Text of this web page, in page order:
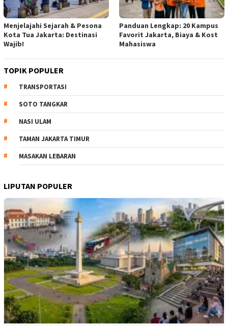
Menjelajahi Sejarah & Pesona
Kota Tua Jakarta: Destinasi
Wajib!
Panduan Lengkap: 20 Kampus
Favorit Jakarta, Biaya & Kost
Mahasiswa
TOPIK POPULER
TRANSPORTASI
SOTO TANGKAR
NASI ULAM
TAMAN JAKARTA TIMUR
MASAKAN LEBARAN
LIPUTAN POPULER